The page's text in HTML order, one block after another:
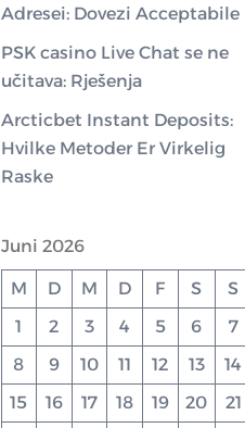
Adresei: Dovezi Acceptabile
PSK casino Live Chat se ne
učitava: Rješenja
Arcticbet Instant Deposits:
Hvilke Metoder Er Virkelig
Raske
Juni 2026
M D M D F S
S
1
2 3 4 5 6
7
8
9 10 11 12 13
14
15
16 17 18 19 20 21